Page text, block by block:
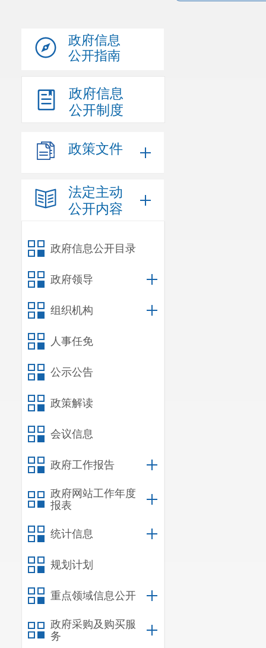
政府信息
公开指南
政府信息
公开制度
政策文件
法定主动
公开内容
政府信息公开目录
政府领导
组织机构
人事任免
公示公告
政策解读
会议信息
政府工作报告
政府网站工作年度
报表
统计信息
规划计划
重点领域信息公开
政府采购及购买服
务